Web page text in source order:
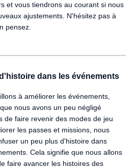
et vous tiendrons au courant si nous
ajustements. N'hésitez pas à
pensez.
dans les événements
à améliorer les événements,
nous avons un peu négligé
de faire revenir des modes de jeu
les passes et missions, nous
un peu plus d'histoire dans
Cela signifie que nous allons
faire avancer les histoires des